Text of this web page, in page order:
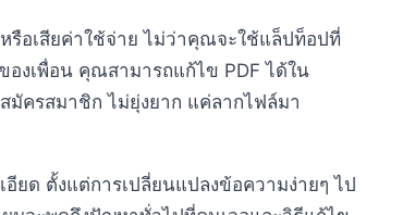
รือเสียค่าใช้จ่าย ไม่ว่าคุณจะใช้แล็ปท็อปที่
งเพื่อน คุณสามารถแก้ไข PDF ได้ใน
มัครสมาชิก ไม่ยุ่งยาก แค่ลากไฟล์มา
ยด ตั้งแต่การเปลี่ยนแปลงข้อความง่ายๆ ไป